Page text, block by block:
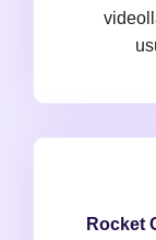
Rocket